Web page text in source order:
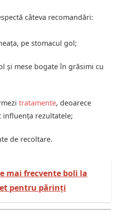
câteva recomandări:
pe stomacul gol;
și mese bogate în grăsimi cu
tratamente, deoarece
influența rezultatele;
de recoltare.
mai frecvente boli la
pentru părinți